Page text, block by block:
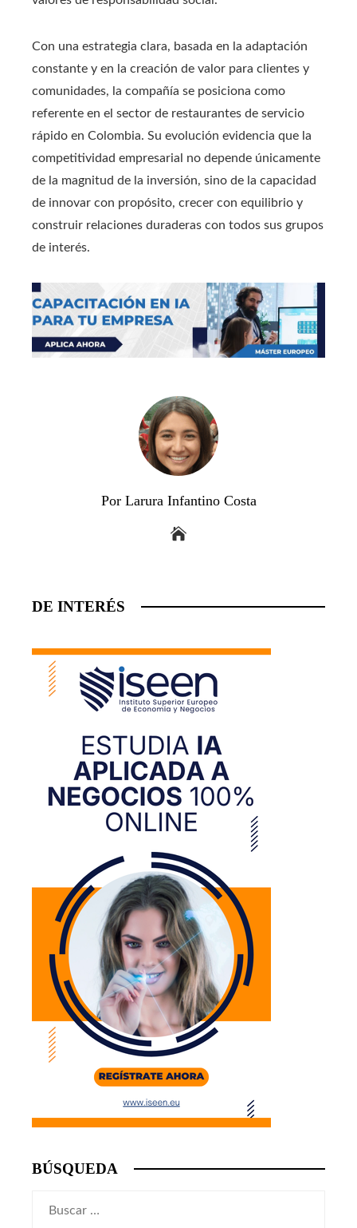
Con una estrategia clara, basada en la adaptación
constante y en la creación de valor para clientes y
comunidades, la compañía se posiciona como
referente en el sector de restaurantes de servicio
rápido en Colombia. Su evolución evidencia que la
competitividad empresarial no depende únicamente
de la magnitud de la inversión, sino de la capacidad
de innovar con propósito, crecer con equilibrio y
construir relaciones duraderas con todos sus grupos
de interés.
Por Larura Infantino Costa
DE INTERÉS
BÚSQUEDA